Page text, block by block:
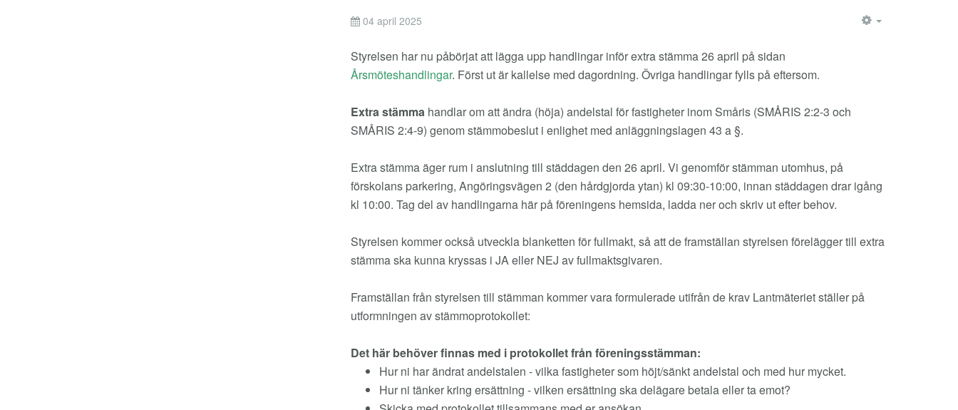
04 april 2025
Styrelsen har nu påbörjat att lägga upp handlingar inför extra stämma 26 april på sidan
Årsmöteshandlingar. Först ut är kallelse med dagordning. Övriga handlingar fylls på eftersom.
Extra stämma handlar om att ändra (höja) andelstal för fastigheter inom Småris (SMÅRIS 2:2-3 och
SMÅRIS 2:4-9) genom stämmobeslut i enlighet med anläggningslagen 43 a §.
Extra stämma äger rum i anslutning till städdagen den 26 april. Vi genomför stämman utomhus, på
förskolans parkering, Angöringsvägen 2 (den hårdgjorda ytan) kl 09:30-10:00, innan städdagen drar igång
kl 10:00. Tag del av handlingarna här på föreningens hemsida, ladda ner och skriv ut efter behov.
Styrelsen kommer också utveckla blanketten för fullmakt, så att de framställan styrelsen förelägger till extra
stämma ska kunna kryssas i JA eller NEJ av fullmaktsgivaren.
Framställan från styrelsen till stämman kommer vara formulerade utifrån de krav Lantmäteriet ställer på
utformningen av stämmoprotokollet:
Det här behöver finnas med i protokollet från föreningsstämman:
Hur ni har ändrat andelstalen - vilka fastigheter som höjt/sänkt andelstal och med hur mycket.
Hur ni tänker kring ersättning - vilken ersättning ska delägare betala eller ta emot?